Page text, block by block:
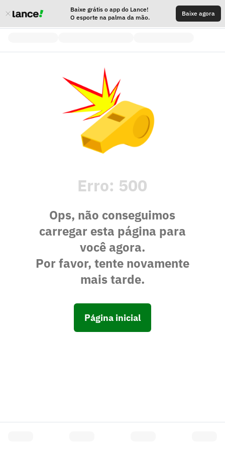
Baixe grátis o app do Lance!
O esporte na palma da mão.
Baixe agora
Erro: 500
Ops, não conseguimos
carregar esta página para
você agora.
Por favor, tente novamente
mais tarde.
Página inicial